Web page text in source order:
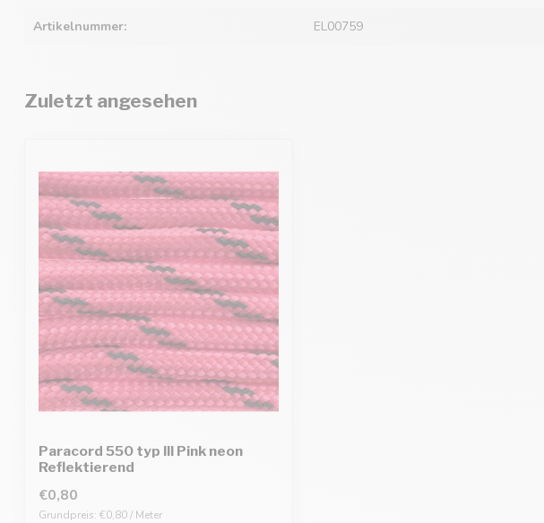
Artikelnummer: EL00759
Zuletzt angesehen
Paracord 550 typ III Pink neon
Reflektierend
€0,80
Grundpreis: €0,80 / Meter